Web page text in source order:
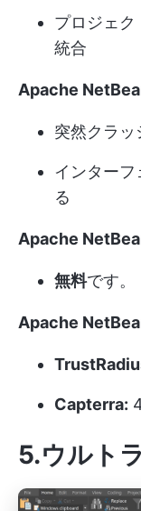
プロジェ
統合
Apache
突然クラッ
インター
る
Apache
無料です。
Apache
Capterra:
5.ウルト